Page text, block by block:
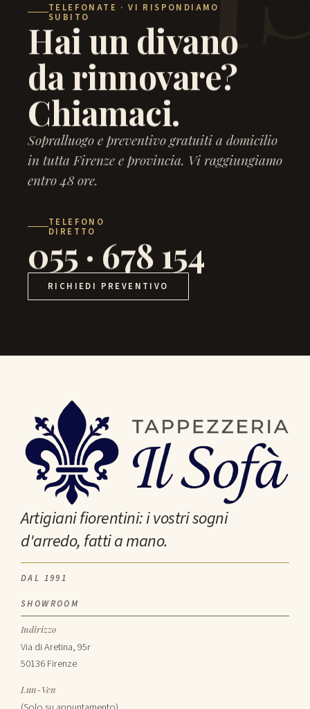
TELEFONATE · VI RISPONDIAMO
SUBITO
Hai un divano
da rinnovare?
Chiamaci.
Sopralluogo e preventivo gratuiti a domicilio
in tutta Firenze e provincia. Vi raggiungiamo
entro 48 ore.
TELEFONO
DIRETTO
055 · 678 154
RICHIEDI PREVENTIVO
Artigiani fiorentini: i vostri sogni
d'arredo, fatti a mano.
DAL 1991
SHOWROOM
Indirizzo
Via di Aretina, 95r
50136 Firenze
Lun-Ven